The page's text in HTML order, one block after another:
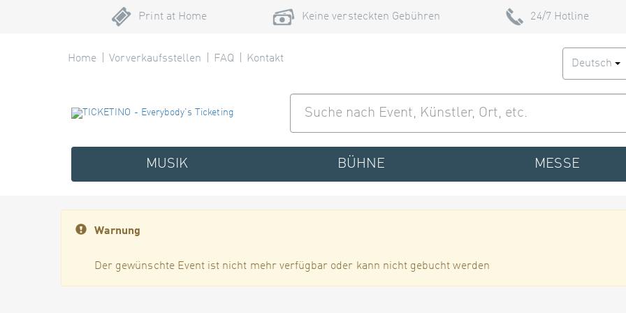
Print at Home Keine versteckten Gebühren 24/7 Hotline
Home Vorverkaufsstellen FAQ Kontakt Deutsch
MUSIK BÜHNE MESSE
Warnung
Der gewünschte Event ist nicht mehr verfügbar oder kann nicht gebucht werden